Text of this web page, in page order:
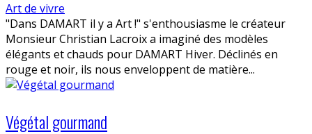
Art de vivre
"Dans DAMART il y a Art !" s'enthousiasme le créateur
Monsieur Christian Lacroix a imaginé des modèles
élégants et chauds pour DAMART Hiver. Déclinés en
rouge et noir, ils nous enveloppent de matière...
Végétal gourmand